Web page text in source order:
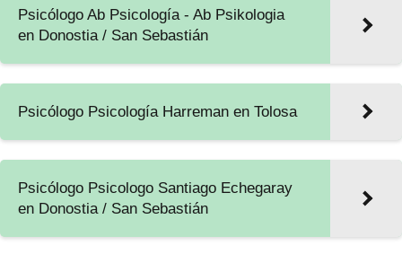
Psicólogo Ab Psicología - Ab Psikologia
en Donostia / San Sebastián
Psicólogo Psicología Harreman en Tolosa
Psicólogo Psicologo Santiago Echegaray
en Donostia / San Sebastián